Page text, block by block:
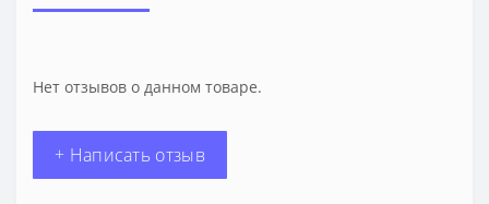
Нет отзывов о данном товаре.
+ Написать отзыв